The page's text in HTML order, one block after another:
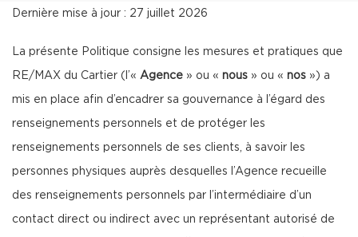
Dernière mise à jour : 27 juillet 2026
La présente Politique consigne les mesures et pratiques que
RE/MAX du Cartier (l’« Agence » ou « nous » ou « nos ») a
mis en place afin d’encadrer sa gouvernance à l’égard des
renseignements personnels et de protéger les
renseignements personnels de ses clients, à savoir les
personnes physiques auprès desquelles l’Agence recueille
des renseignements personnels par l’intermédiaire d’un
contact direct ou indirect avec un représentant autorisé de